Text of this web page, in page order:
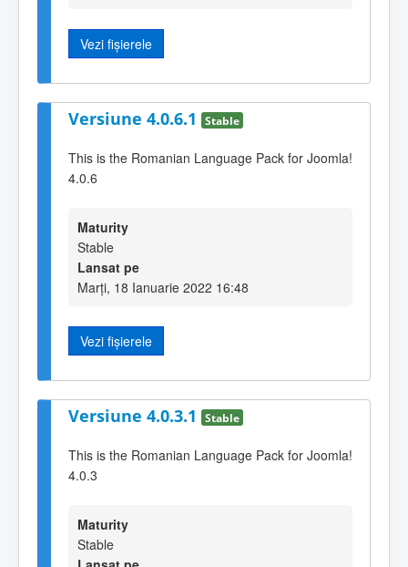
Vezi fișierele
Versiune 4.0.6.1 Stable
This is the Romanian Language Pack for Joomla!
4.0.6
Maturity
Stable
Lansat pe
Marți, 18 Ianuarie 2022 16:48
Vezi fișierele
Versiune 4.0.3.1 Stable
This is the Romanian Language Pack for Joomla!
4.0.3
Maturity
Stable